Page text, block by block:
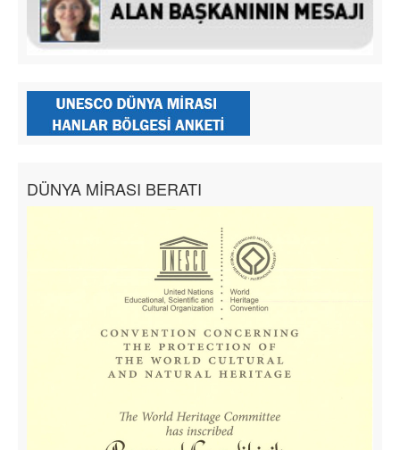
DÜNYA MİRASI BERATI